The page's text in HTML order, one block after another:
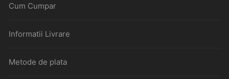
Cum Cumpar
Informatii Livrare
Metode de plata